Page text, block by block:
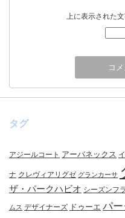
上に表示された
タグ
アジールコート アーバネックス
ナ クレヴィアリグゼ グランカーサ
ザ・パークハビオ シーズンフ
ムス デザイナーズ ドゥーエ パ